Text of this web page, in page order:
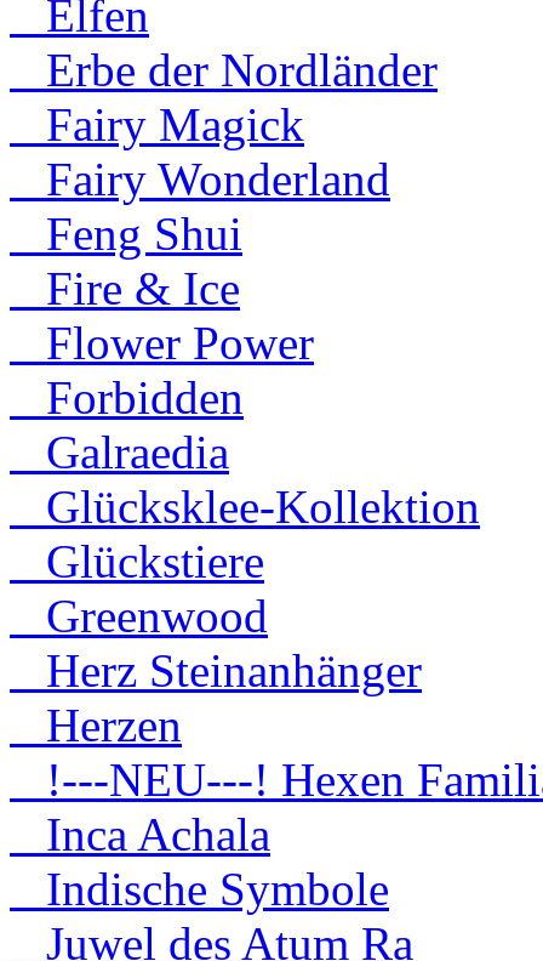
Elfen
Erbe der Nordländer
Fairy Magick
Fairy Wonderland
Feng Shui
Fire & Ice
Flower Power
Forbidden
Galraedia
Glücksklee-Kollektion
Glückstiere
Greenwood
Herz Steinanhänger
Herzen
!---NEU---! Hexen
Inca Achala
Indische Symbole
Juwel des Atum Ra